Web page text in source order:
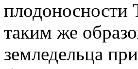
плодоносности
таким же
земледельца